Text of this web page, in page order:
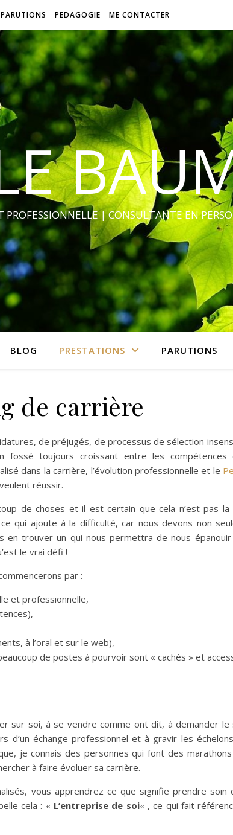
PARUTIONS PEDAGOGIE ME CONTACTER
PROFESSIONNELLE | CONSULTANTE EN
BLOG PRESTATIONS PARUTIONS
de carrière
de préjugés, de processus de sélection
fossé toujours croissant entre les
dans la carrière, l’évolution professionnelle et le
réussir.
de choses et il est certain que cela n’est pas la
qui ajoute à la difficulté, car nous devons non
en trouver un qui nous permettra de nous
le vrai défi !
par :
et professionnelle,
à l’oral et sur le web),
de postes à pourvoir sont « cachés » et
sur soi, à se vendre comme ont dit, à demander le
d’un échange professionnel et à gravir les
je connais des personnes qui font des
à faire évoluer sa carrière.
vous apprendrez ce que signifie prendre soin
cela : « L’entreprise de soi« , ce qui fait